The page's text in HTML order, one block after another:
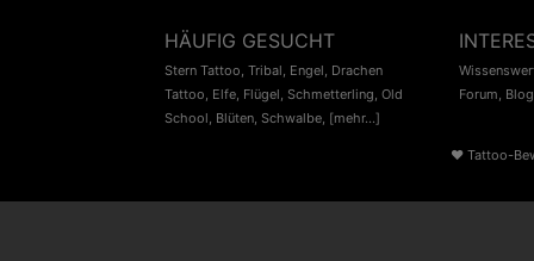
HÄUFIG GESUCHT
Stern Tattoo, Tribal, Engel, Drachen
Tattoo, Elfe, Flügel, Schmetterling, Old
School, Blüten, Schwalbe, [mehr...]
Forum, Blog
♥ Tattoo-